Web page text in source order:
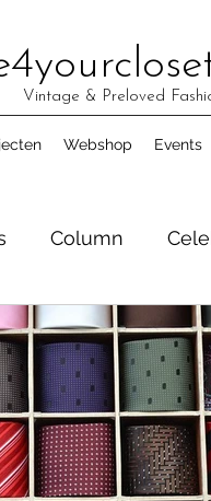
Vintage & Preloved
Webshop Events
Column